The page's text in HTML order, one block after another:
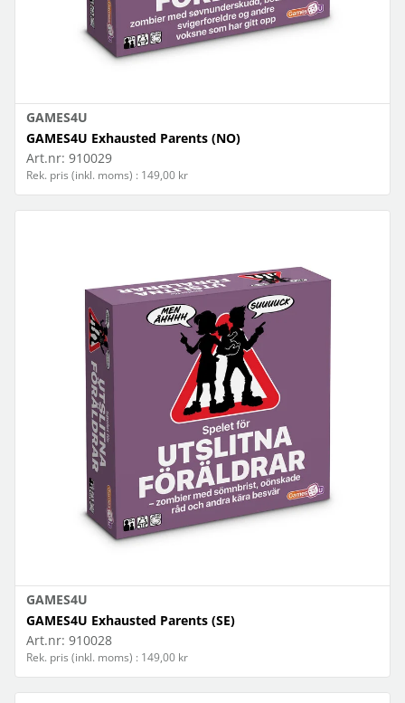
GAMES4U
GAMES4U Exhausted Parents (NO)
Art.nr: 910029
Rek. pris (inkl. moms) : 149,00 kr
GAMES4U
GAMES4U Exhausted Parents (SE)
Art.nr: 910028
Rek. pris (inkl. moms) : 149,00 kr